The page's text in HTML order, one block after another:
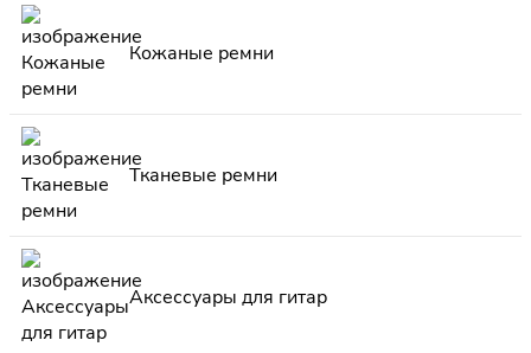
Кожаные ремни
Тканевые ремни
Аксессуары для гитар